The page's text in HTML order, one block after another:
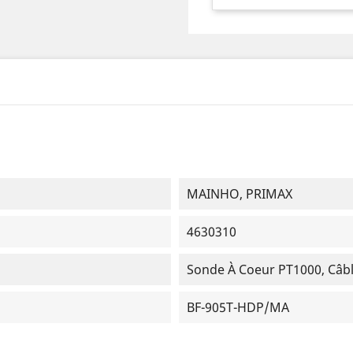
MAINHO, PRIMAX
4630310
Sonde À Coeur PT1000,
BF-905T-HDP/MA